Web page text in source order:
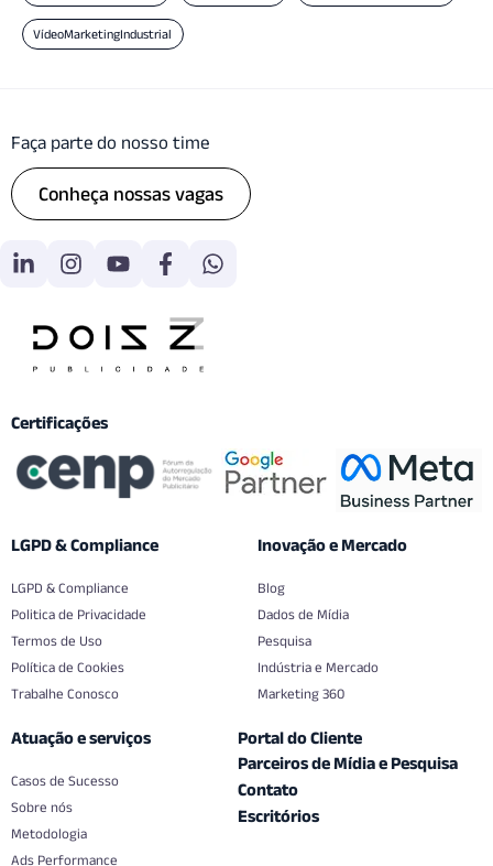
VídeoMarketingIndustrial
Faça parte do nosso time
Conheça nossas vagas
Certificações
LGPD & Compliance
LGPD & Compliance
Politica de Privacidade
Termos de Uso
Política de Cookies
Trabalhe Conosco
Inovação e Mercado
Blog
Dados de Mídia
Pesquisa
Indústria e Mercado
Marketing 360
Atuação e serviços
Casos de Sucesso
Sobre nós
Metodologia
Ads Performance
Portal do Cliente
Parceiros de Mídia e Pesquisa
Contato
Escritórios